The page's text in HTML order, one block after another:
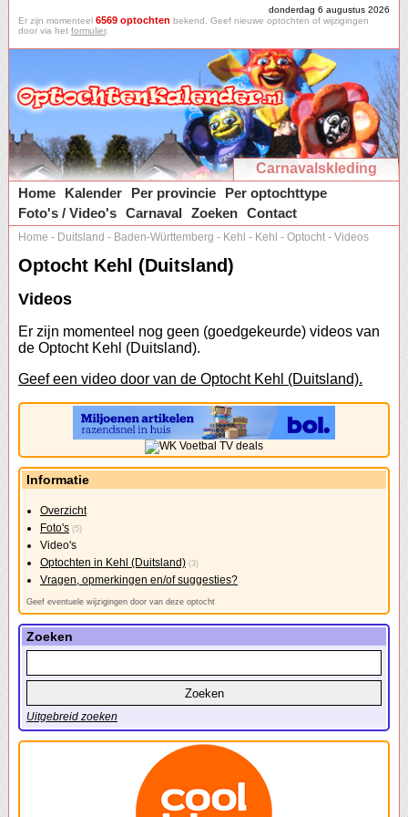
donderdag 6 augustus 2026
Er zijn momenteel 6569 optochten bekend. Geef nieuwe optochten of wijzigingen
door via het formulier.
Carnavalskleding
Home
Kalender Per provincie
Per optochttype
Foto's / Video's Carnaval Zoeken Contact
Home - Duitsland - Baden-Württemberg - Kehl - Kehl - Optocht - Videos
Optocht Kehl (Duitsland)
Videos
Er zijn momenteel nog geen (goedgekeurde) videos van
de Optocht Kehl (Duitsland).
Geef een video door van de Optocht Kehl (Duitsland).
Informatie
Overzicht
Foto's (5)
Video's
Optochten in Kehl (Duitsland) (3)
Vragen, opmerkingen en/of suggesties?
Geef eventuele wijzigingen door van deze optocht
Zoeken
Uitgebreid zoeken